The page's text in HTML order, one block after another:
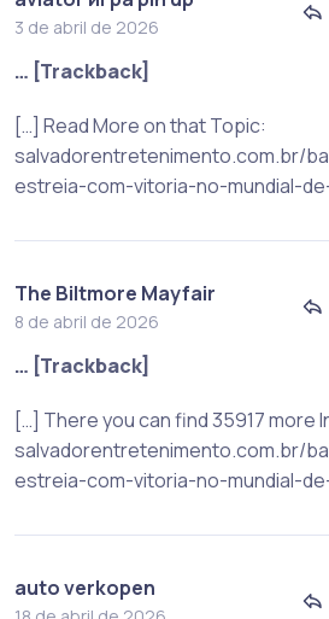
3 de abril de 2026
… [Trackback]
[…] Read More on that Topic:
salvadorentretenimento.com.br/
estreia-com-vitoria-no-mundial-
The Biltmore Mayfair
8 de abril de 2026
… [Trackback]
[…] There you can find 35917 more
salvadorentretenimento.com.br/
estreia-com-vitoria-no-mundial-
auto verkopen